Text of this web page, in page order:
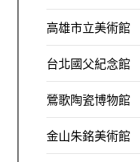
高雄市立美術館
台北國父紀念館
鶯歌陶瓷博物館
金山朱銘美術館